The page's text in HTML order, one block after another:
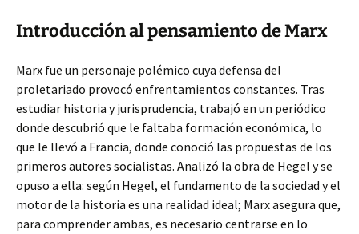
Introducción al pensamiento de Marx
Marx fue un personaje polémico cuya defensa del
proletariado provocó enfrentamientos constantes. Tras
estudiar historia y jurisprudencia, trabajó en un periódico
donde descubrió que le faltaba formación económica, lo
que le llevó a Francia, donde conoció las propuestas de los
primeros autores socialistas. Analizó la obra de Hegel y se
opuso a ella: según Hegel, el fundamento de la sociedad y el
motor de la historia es una realidad ideal; Marx asegura que,
para comprender ambas, es necesario centrarse en lo